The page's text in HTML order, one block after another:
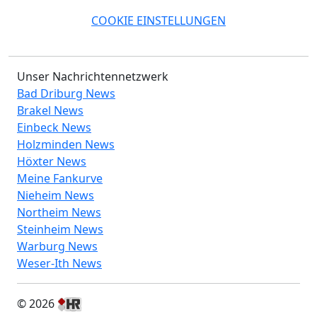
COOKIE EINSTELLUNGEN
Unser Nachrichtennetzwerk
Bad Driburg News
Brakel News
Einbeck News
Holzminden News
Höxter News
Meine Fankurve
Nieheim News
Northeim News
Steinheim News
Warburg News
Weser-Ith News
© 2026